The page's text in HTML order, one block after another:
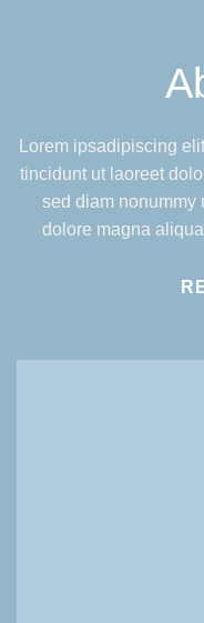
Lorem ipsadipiscing
tincidunt ut laoreet
sed diam nonummy
dolore magna